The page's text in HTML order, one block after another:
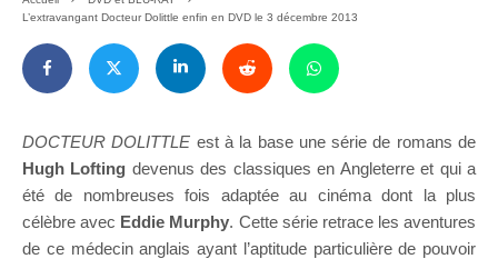
L’extravangant Docteur Dolittle enfin en DVD le 3 décembre 2013
DOCTEUR DOLITTLE est à la base une série de romans de
Hugh Lofting devenus des classiques en Angleterre et qui a
été de nombreuses fois adaptée au cinéma dont la plus
célèbre avec Eddie Murphy. Cette série retrace les aventures
de ce médecin anglais ayant l’aptitude particulière de pouvoir